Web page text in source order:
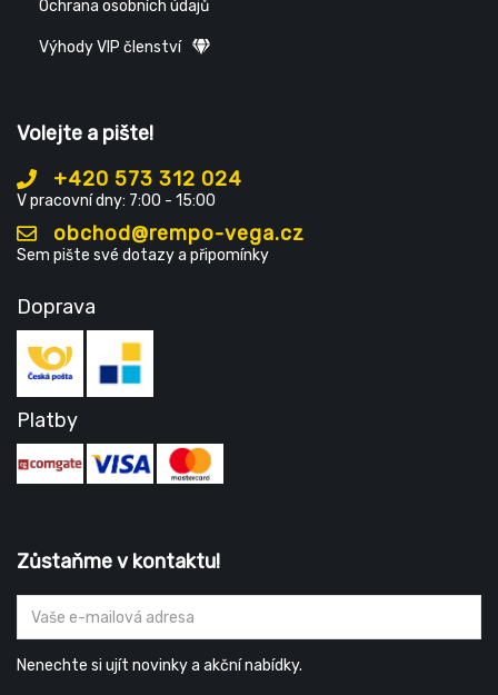
Ochrana osobních údajů
Výhody VIP členství
Volejte a pište!
+420 573 312 024
V pracovní dny: 7:00 - 15:00
obchod@rempo-vega.cz
Sem pište své dotazy a připomínky
Doprava
Platby
Zůstaňme v kontaktu!
Nenechte si ujít novinky a akční nabídky.